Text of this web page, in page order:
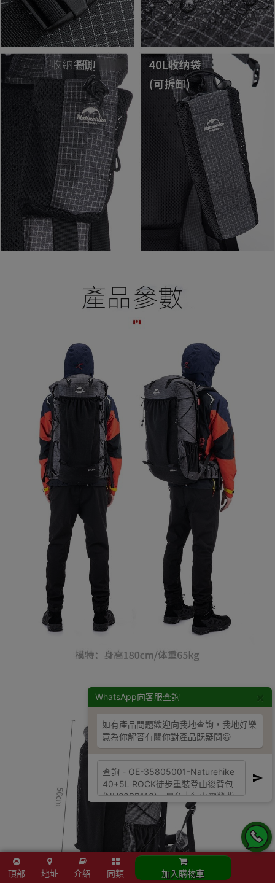
WhatsApp向客服查詢
如有產品問題歡迎向我地查詢，我地好樂
意為你解答有關你對產品既疑問😀
頂部 地址 介紹 同類 加入購物車